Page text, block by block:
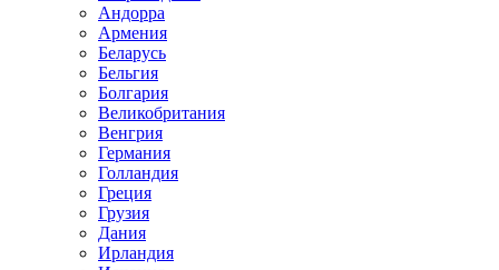
Андорра
Армения
Беларусь
Бельгия
Болгария
Великобритания
Венгрия
Германия
Голландия
Греция
Грузия
Дания
Ирландия